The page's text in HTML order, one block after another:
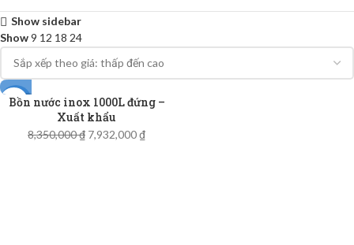
Show sidebar
Show9 12 18 24
-5%
Bồn nước inox 1000L đứng –
Xuất khẩu
8,350,000₫ 7,932,000₫